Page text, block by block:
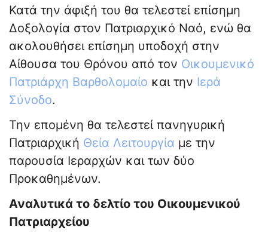
Κατά την άφιξή του θα τελεστεί επίσημη
Δοξολογία στον Πατριαρχικό Ναό, ενώ θα
ακολουθήσει επίσημη υποδοχή στην
Αίθουσα του Θρόνου από τον Οικουμενικό
Πατριάρχη Βαρθολομαίο και την Ιερά
Σύνοδο.
Την επομένη θα τελεστεί πανηγυρική
Πατριαρχική Θεία Λειτουργία με την
παρουσία Ιεραρχών και των δύο
Προκαθημένων.
Αναλυτικά το δελτίο του Οικουμενικού
Πατριαρχείου